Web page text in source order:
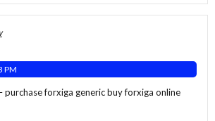
PM
purchase forxiga genericbuy forxiga online